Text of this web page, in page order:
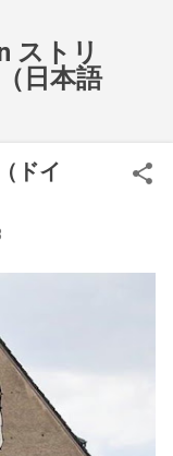
ストリ
日本語
ドイ